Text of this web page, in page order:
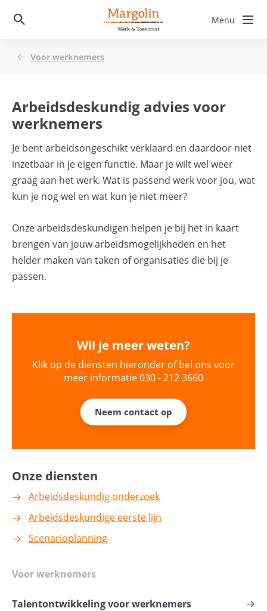
Voor werknemers
Voor werknemers
Talentontwikkeling voor werknemers
Arbeidsdeskundig advies voor
werknemers
Je bent arbeidsongeschikt verklaard en daardoor niet
inzetbaar in je eigen functie. Maar je wilt wel weer
graag aan het werk. Wat is passend werk voor jou, wat
kun je nog wel en wat kun je niet meer?
Onze arbeidsdeskundigen helpen je bij het in kaart
brengen van jouw arbeidsmogelijkheden en het
helder maken van taken of organisaties die bij je
passen.
Wil je meer weten?
Klik op de diensten hieronder of bel ons voor
meer informatie 030 - 212 3660
Neem contact op
Onze diensten
Arbeidsdeskundig onderzoek
Arbeidsdeskundige eerste lijn
Scenarioplanning